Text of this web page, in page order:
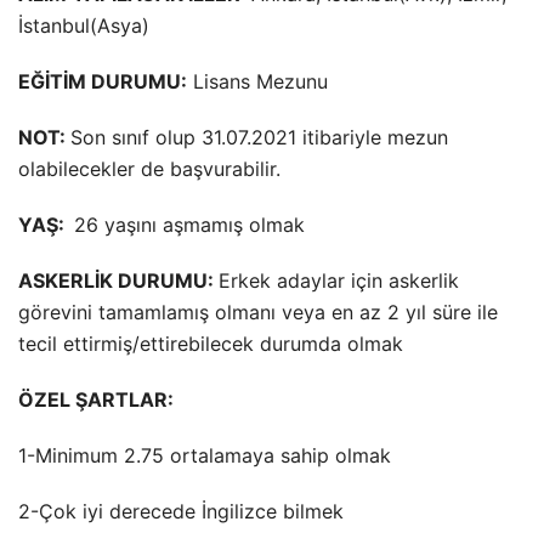
İstanbul(Asya)
EĞİTİM DURUMU: Lisans Mezunu
NOT: Son sınıf olup 31.07.2021 itibariyle mezun
olabilecekler de başvurabilir.
YAŞ: 26 yaşını aşmamış olmak
ASKERLİK DURUMU: Erkek adaylar için askerlik
görevini tamamlamış olmanı veya en az 2 yıl süre ile
tecil ettirmiş/ettirebilecek durumda olmak
ÖZEL ŞARTLAR:
1-Minimum 2.75 ortalamaya sahip olmak
2-Çok iyi derecede İngilizce bilmek